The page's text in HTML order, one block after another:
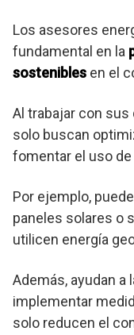
Los asesores
fundamental en la
sostenibles en el
Al trabajar con
solo buscan
fomentar el uso
Por ejemplo,
paneles solares o
utilicen energía
Además, ayudan a
implementar
solo reducen el